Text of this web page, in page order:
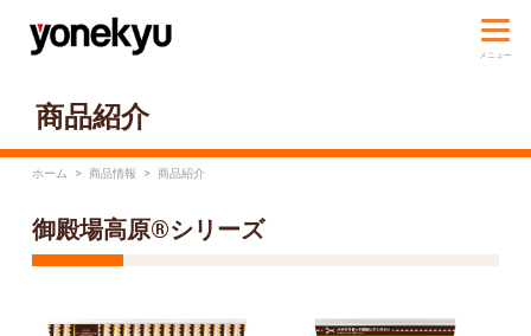
商品紹介
ホーム > 商品情報 > 商品紹介
御殿場高原®シリーズ